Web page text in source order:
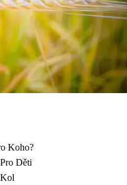
Koho?
Děti